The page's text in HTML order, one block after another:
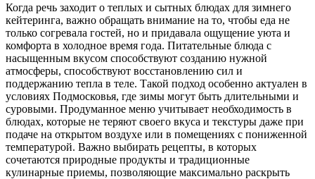
Когда речь заходит о теплых и сытных блюдах для зимнего
кейтеринга, важно обращать внимание на то, чтобы еда не
только согревала гостей, но и придавала ощущение уюта и
комфорта в холодное время года. Питательные блюда с
насыщенным вкусом способствуют созданию нужной
атмосферы, способствуют восстановлению сил и
поддержанию тепла в теле. Такой подход особенно актуален в
условиях Подмосковья, где зимы могут быть длительными и
суровыми. Продуманное меню учитывает необходимость в
блюдах, которые не теряют своего вкуса и текстуры даже при
подаче на открытом воздухе или в помещениях с пониженной
температурой. Важно выбирать рецепты, в которых
сочетаются природные продукты и традиционные
кулинарные приемы, позволяющие максимально раскрыть